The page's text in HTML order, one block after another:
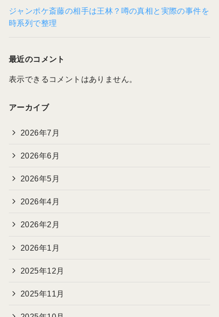
ジャンポケ斎藤の相手は王林？噂の真相と実際の事件を
時系列で整理
最近のコメント
表示できるコメントはありません。
アーカイブ
2026年7月
2026年6月
2026年5月
2026年4月
2026年2月
2026年1月
2025年12月
2025年11月